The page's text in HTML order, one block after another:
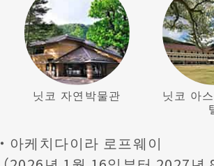
닛코 자연박물관 닛코 아
・아케치다이라 로프웨이